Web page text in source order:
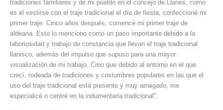
tradiciones familiares y de mi pueblo en el concejo de Llanes, como
es el vestirse con el traje tradicional el día de fiesta, confeccioné mi
primer traje. Cinco años después, comencé mi primer traje de
aldeana. Esto lo menciono como un paso importante debido a la
laboriosidad y trabajo de constancia que llevan el traje tradicional
llanisco, además del impulso que supuso para una mayor
visualización de mi trabajo. Creo que debido al entorno en el que
crecí, rodeada de tradiciones y costumbres populares en las que el
uso del traje tradicional está presente y muy arraigado, me
especialicé o centré en la indumentaria tradicional”.